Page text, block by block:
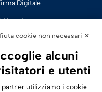
Digitale
Sicurezza Digitale
cookie non necessari ✕
alcuni
e utenti
utilizziamo i cookie